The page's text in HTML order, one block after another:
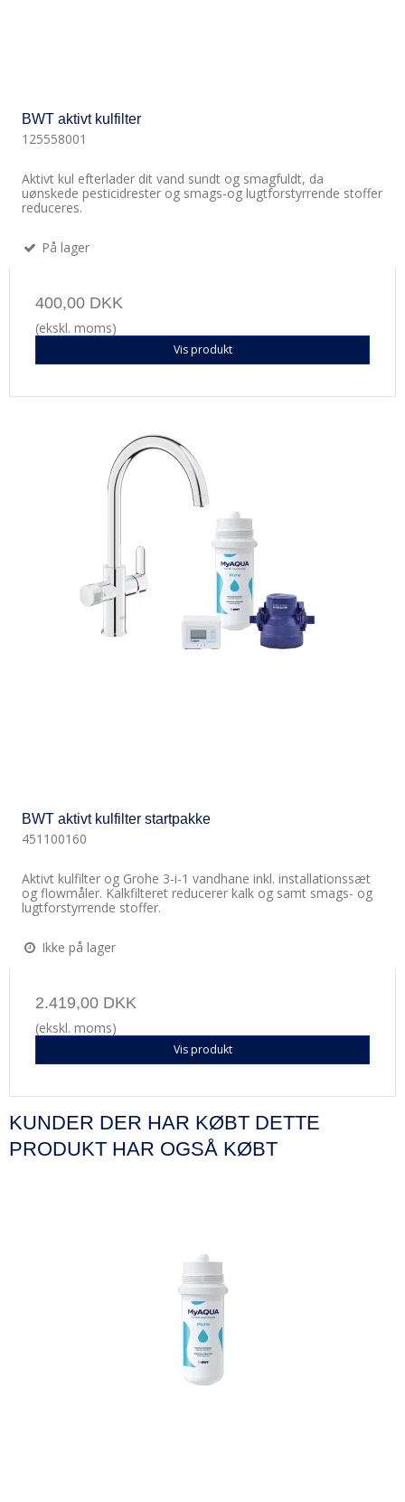
BWT aktivt kulfilter
125558001
Aktivt kul efterlader dit vand sundt og smagfuldt, da
uønskede pesticidrester og smags-​og lugtforstyrrende stoffer
reduceres.
På lager
400,00 DKK
(ekskl. moms)
Vis produkt
BWT aktivt kulfilter startpakke
451100160
Aktivt kulfilter og Grohe 3-i-1 vandhane inkl. installationssæt
og flowmåler. Kalkfilteret reducerer kalk og samt smags- og
lugtforstyrrende stoffer.
Ikke på lager
2.419,00 DKK
(ekskl. moms)
Vis produkt
KUNDER DER HAR KØBT DETTE
PRODUKT HAR OGSÅ KØBT